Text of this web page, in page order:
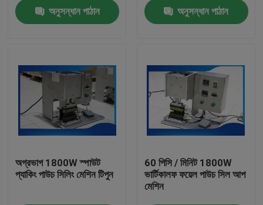
কারখানা পরিদর্শন
একটি উদ্ধৃতি অনুরোধ করুন
প্লাস্টিক স্পাউট ক্যাপ
অনুসন্ধান পাঠান অনুসন্ধান পাঠান
অগ্রভাগ 1800W স্পাউট
প্যাকিং পাউচ সিলিং মেশিন টিপুন
60 পিসি / মিনিট 1800W
ভার্টিকালফ ফয়েল পাউচ সিল আপ
মেশিন